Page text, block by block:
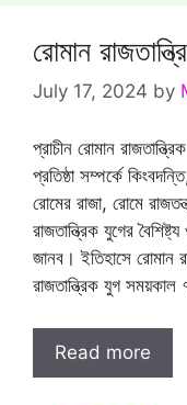
রোমান
July 17, 2024 by
প্রাচীন রোমান
প্রতিষ্ঠা সম্পর্কে
রোমের রাজা, রোমে
রাজতান্ত্রিক যুগের
জানব। ইতিহাসে রোমান
রাজতান্ত্রিক যুগ
Read more